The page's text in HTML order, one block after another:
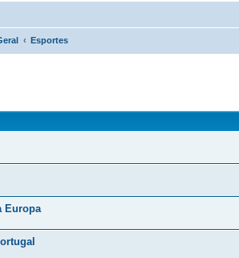
Esportes
Europa